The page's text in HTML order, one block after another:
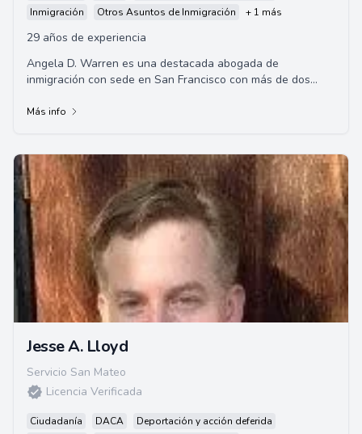
Inmigración
Otros Asuntos de Inmigración + 1 más
29 años de experiencia
Angela D. Warren es una destacada abogada de
inmigración con sede en San Francisco con más de dos
Más info
Jesse A. Lloyd
Servicio San Mateo
Licencia Verificada
Ciudadanía DACA Deportación y acción deferida